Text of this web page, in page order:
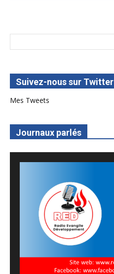
Suivez-nous sur Twitter
Mes Tweets
Journaux parlés